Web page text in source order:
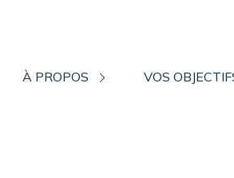
À PROPOS VOS